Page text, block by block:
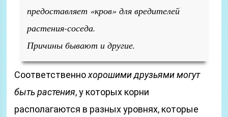
предоставляет «кров» для вредителей
растения-соседа.
Причины бывают и другие.
Соответственнохорошими друзьями могут
быть растения, у которых корни
располагаются в разных уровнях, которые